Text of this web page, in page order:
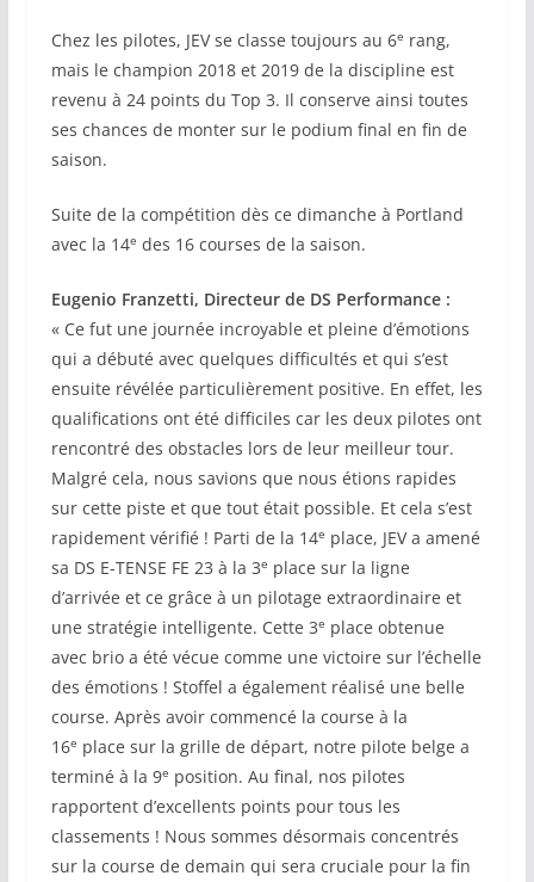
Chez les pilotes, JEV se classe toujours au 6e rang,
mais le champion 2018 et 2019 de la discipline est
revenu à 24 points du Top 3. Il conserve ainsi toutes
ses chances de monter sur le podium final en fin de
saison.
Suite de la compétition dès ce dimanche à Portland
avec la 14e des 16 courses de la saison.
Eugenio Franzetti, Directeur de DS Performance :
« Ce fut une journée incroyable et pleine d’émotions
qui a débuté avec quelques difficultés et qui s’est
ensuite révélée particulièrement positive. En effet, les
qualifications ont été difficiles car les deux pilotes ont
rencontré des obstacles lors de leur meilleur tour.
Malgré cela, nous savions que nous étions rapides
sur cette piste et que tout était possible. Et cela s’est
rapidement vérifié ! Parti de la 14e place, JEV a amené
sa DS E-TENSE FE 23 à la 3e place sur la ligne
d’arrivée et ce grâce à un pilotage extraordinaire et
une stratégie intelligente. Cette 3e place obtenue
avec brio a été vécue comme une victoire sur l’échelle
des émotions ! Stoffel a également réalisé une belle
course. Après avoir commencé la course à la
16e place sur la grille de départ, notre pilote belge a
terminé à la 9e position. Au final, nos pilotes
rapportent d’excellents points pour tous les
classements ! Nous sommes désormais concentrés
sur la course de demain qui sera cruciale pour la fin